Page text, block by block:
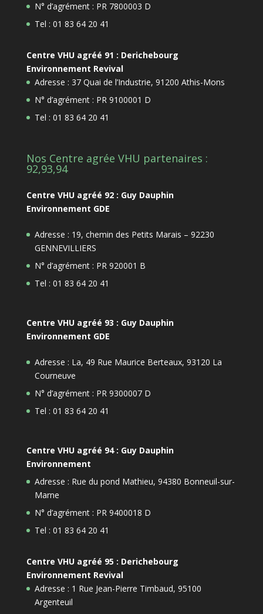
N° d’agrément : PR 7800003 D
Tel : 01 83 64 20 41
Centre VHU agréé 91 : Derichebourg
Environnement Revival
Adresse : 37 Quai de l’Industrie, 91200 Athis-Mons
N° d’agrément : PR 9100001 D
Tel : 01 83 64 20 41
Nos Centre agrée VHU partenaires :
92,93,94
Centre VHU agréé 92 : Guy Dauphin
Environnement GDE
Adresse : 19, chemin des Petits Marais – 92230
GENNEVILLIERS
N° d’agrément : PR 920001 B
Tel : 01 83 64 20 41
Centre VHU agréé 93 : Guy Dauphin
Environnement GDE
Adresse : La, 49 Rue Maurice Berteaux, 93120 La
Courneuve
N° d’agrément : PR 9300007 D
Tel : 01 83 64 20 41
Centre VHU agréé 94 : Guy Dauphin
Environnement
Adresse : Rue du pond Mathieu, 94380 Bonneuil-sur-
Marne
N° d’agrément : PR 9400018 D
Tel : 01 83 64 20 41
Centre VHU agréé 95 : Derichebourg
Environnement Revival
Adresse : 1 Rue Jean-Pierre Timbaud, 95100
Argenteuil